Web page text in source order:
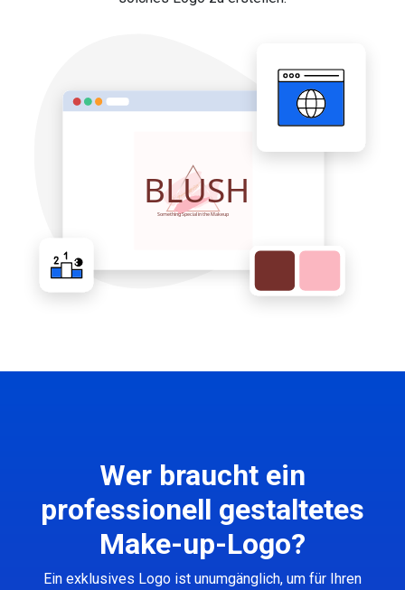
Wer braucht ein
professionell gestaltetes
Make-up-Logo?
Ein exklusives Logo ist unumgänglich, um für Ihren